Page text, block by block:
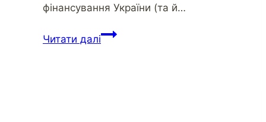
фінансування України (та й…
Читати далі